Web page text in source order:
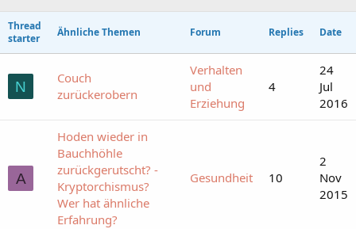
Thread
starter
Ähnliche Themen Forum Replies Date
N
Couch
zurückerobern
Verhalten
und
Erziehung
4
24
Jul
2016
A
Hoden wieder in
Bauchhöhle
zurückgerutscht? -
Kryptorchismus?
Wer hat ähnliche
Erfahrung?
Gesundheit 10
2
Nov
2015